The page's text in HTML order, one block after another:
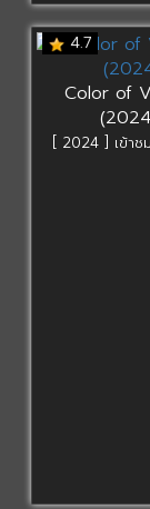
4.7
Color of
[ 2024 ] เข้าช